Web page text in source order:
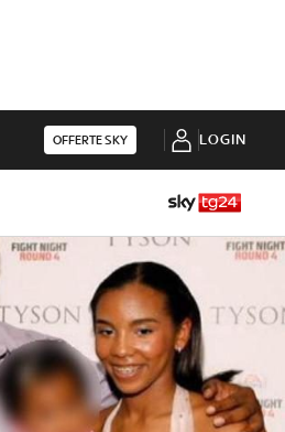
OFFERTE SKY LOGIN